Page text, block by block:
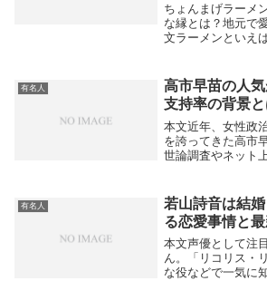
ちょんまげラーメ
な縁とは？地元で
文ラーメンといえ
ニークな店名もさ
には兵庫の名...
有名人
高市早苗の人
支持率の背景と
本文近年、女性政
を誇ってきた高市
世論調査やネット
高市氏の評価が短
しょうか。支...
有名人
若山詩音は結
る恋愛事情と
本文声優として注
ん。「リコリス・
な役などで一気に